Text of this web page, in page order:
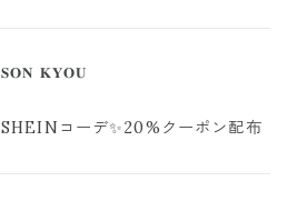
𝐒𝐎𝐍 𝐊𝐘𝐎𝐔
SHEINコーデ✨20%クーポン配布